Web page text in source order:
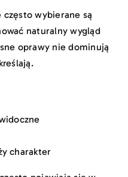
często wybierane są
naturalny wygląd
oprawy nie dominują
charakter